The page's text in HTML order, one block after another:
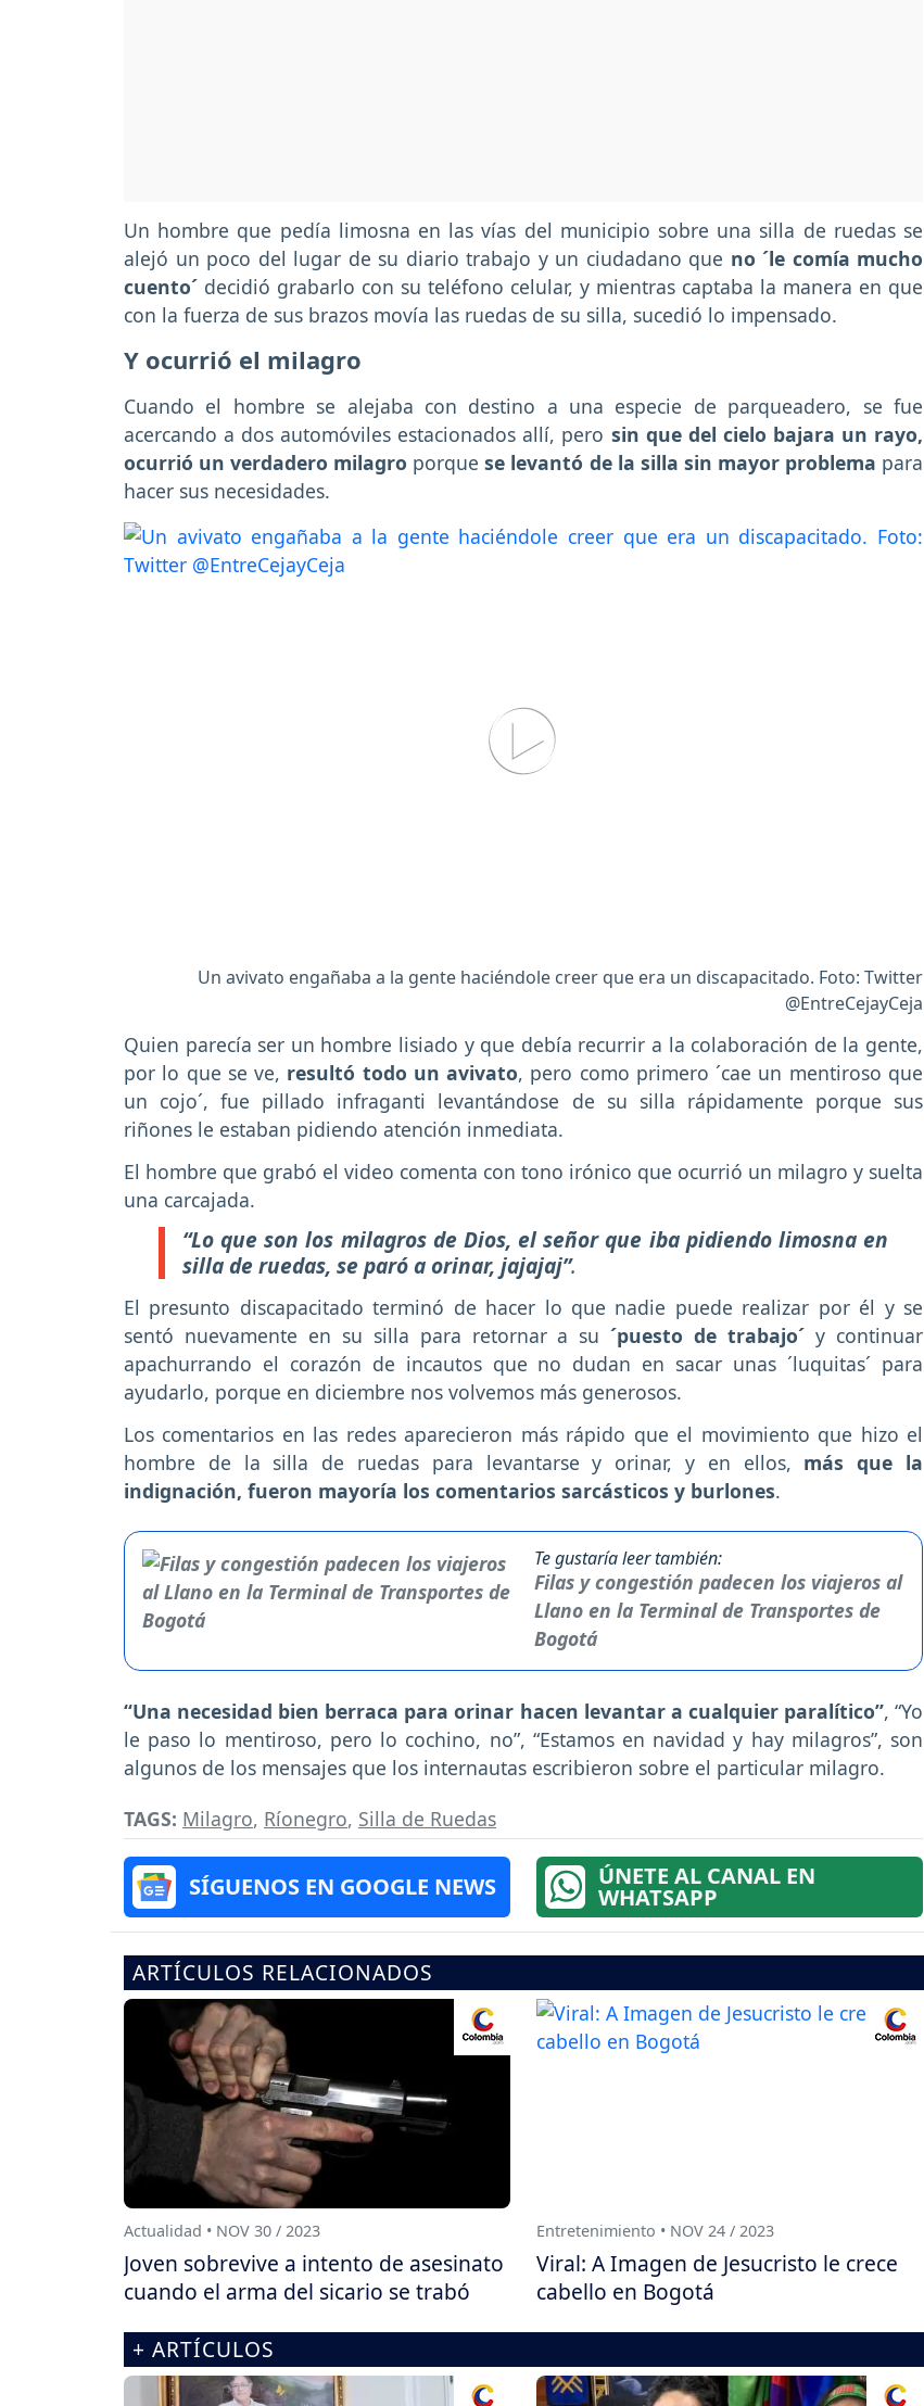
Un hombre que pedía limosna en las vías del municipio sobre una silla de ruedas se
alejó un poco del lugar de su diario trabajo y un ciudadano que no ´le comía mucho
cuento´ decidió grabarlo con su teléfono celular, y mientras captaba la manera en que
con la fuerza de sus brazos movía las ruedas de su silla, sucedió lo impensado.
Y ocurrió el milagro
Cuando el hombre se alejaba con destino a una especie de parqueadero, se fue
acercando a dos automóviles estacionados allí, pero sin que del cielo bajara un rayo,
ocurrió un verdadero milagro porquese levantó de la silla sin mayor problema para
hacer sus necesidades.
Un avivato engañaba a la gente haciéndole creer que era un discapacitado. Foto: Twitter
@EntreCejayCeja
Quien parecía ser un hombre lisiado y que debía recurrir a la colaboración de la gente,
por lo que se ve, resultó todo un avivato, pero como primero ´cae un mentiroso que
un cojo´, fue pillado infraganti levantándose de su silla rápidamente porque sus
riñones le estaban pidiendo atención inmediata.
El hombre que grabó el video comenta con tono irónico que ocurrió un milagro y suelta
una carcajada.
“Lo que son los milagros de Dios, el señor que iba pidiendo limosna en
silla de ruedas, se paró a orinar, jajajaj”.
El presunto discapacitado terminó de hacer lo que nadie puede realizar por él y se
sentó nuevamente en su silla para retornar a su´puesto de trabajo´ y continuar
apachurrando el corazón de incautos que no dudan en sacar unas ´luquitas´ para
ayudarlo, porque en diciembre nos volvemos más generosos.
Los comentarios en las redes aparecieron más rápido que el movimiento que hizo el
hombre de la silla de ruedas para levantarse y orinar, y en ellos, más que la
indignación, fueron mayoría los comentarios sarcásticos y burlones.
Te gustaría leer también:
Filas y congestión padecen los viajeros al
Llano en la Terminal de Transportes de
Bogotá
“Una necesidad bien berraca para orinar hacen levantar a cualquier paralítico”, “Yo
le paso lo mentiroso, pero lo cochino, no”, “Estamos en navidad y hay milagros”, son
algunos de los mensajes que los internautas escribieron sobre el particular milagro.
TAGS: Milagro, Ríonegro, Silla de Ruedas
SÍGUENOS EN GOOGLE NEWS ÚNETE AL CANAL EN
WHATSAPP
ARTÍCULOS RELACIONADOS
Actualidad • NOV 30 / 2023
Joven sobrevive a intento de asesinato
cuando el arma del sicario se trabó
Entretenimiento • NOV 24 / 2023
Viral: A Imagen de Jesucristo le crece
cabello en Bogotá
+ ARTÍCULOS